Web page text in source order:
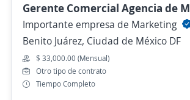
Gerente Comercial Agencia de
Importante empresa de Marketing
Benito Juárez, Ciudad de México DF
$ 33,000.00 (Mensual)
Otro tipo de contrato
Tiempo Completo